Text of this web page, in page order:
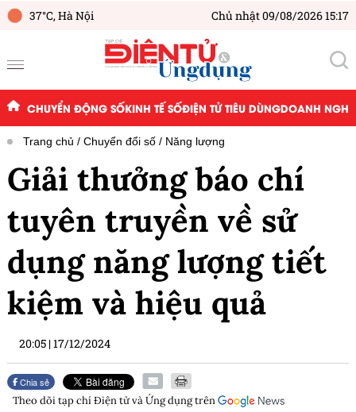
37°C,Hà Nội Chủ nhật 09/08/2026 15:17
CHUYỂN ĐỘNG SỐKINH TẾ SỐĐIỆN TỬ TIÊU DÙNGDOANH
Trang chủ Chuyển đổi số Năng lượng
Giải thưởng báo chí
tuyên truyền về sử
dụng năng lượng tiết
kiệm và hiệu quả
20:05 |17/12/2024
Chia sẻ
Theo dõi tạp chíĐiện tử và Ứng dụngtrên